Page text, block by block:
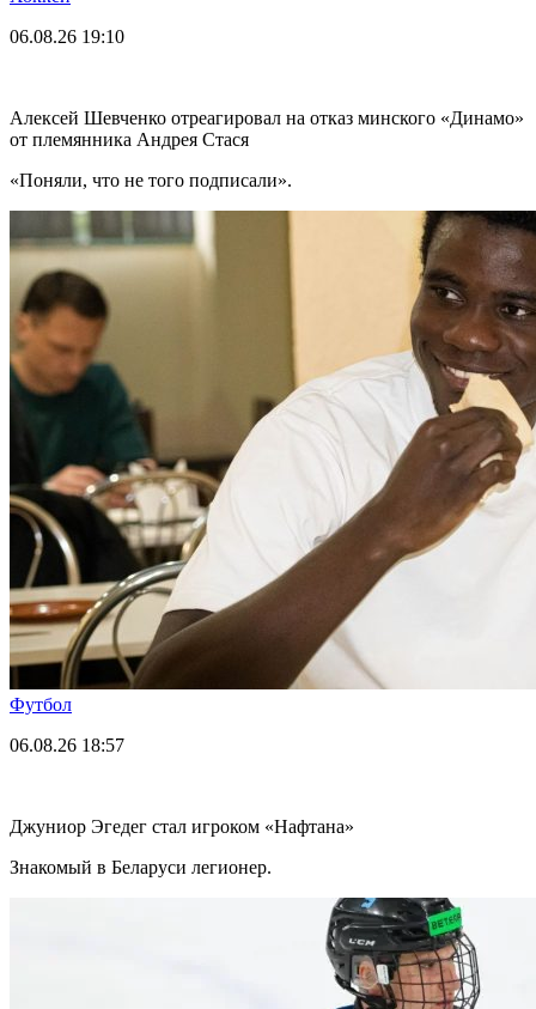
06.08.26 19:10
Алексей Шевченко отреагировал на отказ минского «Динамо»
от племянника Андрея Стася
«Поняли, что не того подписали».
Футбол
06.08.26 18:57
Джуниор Эгедег стал игроком «Нафтана»
Знакомый в Беларуси легионер.